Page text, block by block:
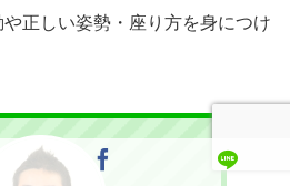
や正しい姿勢・座り方を身につけ